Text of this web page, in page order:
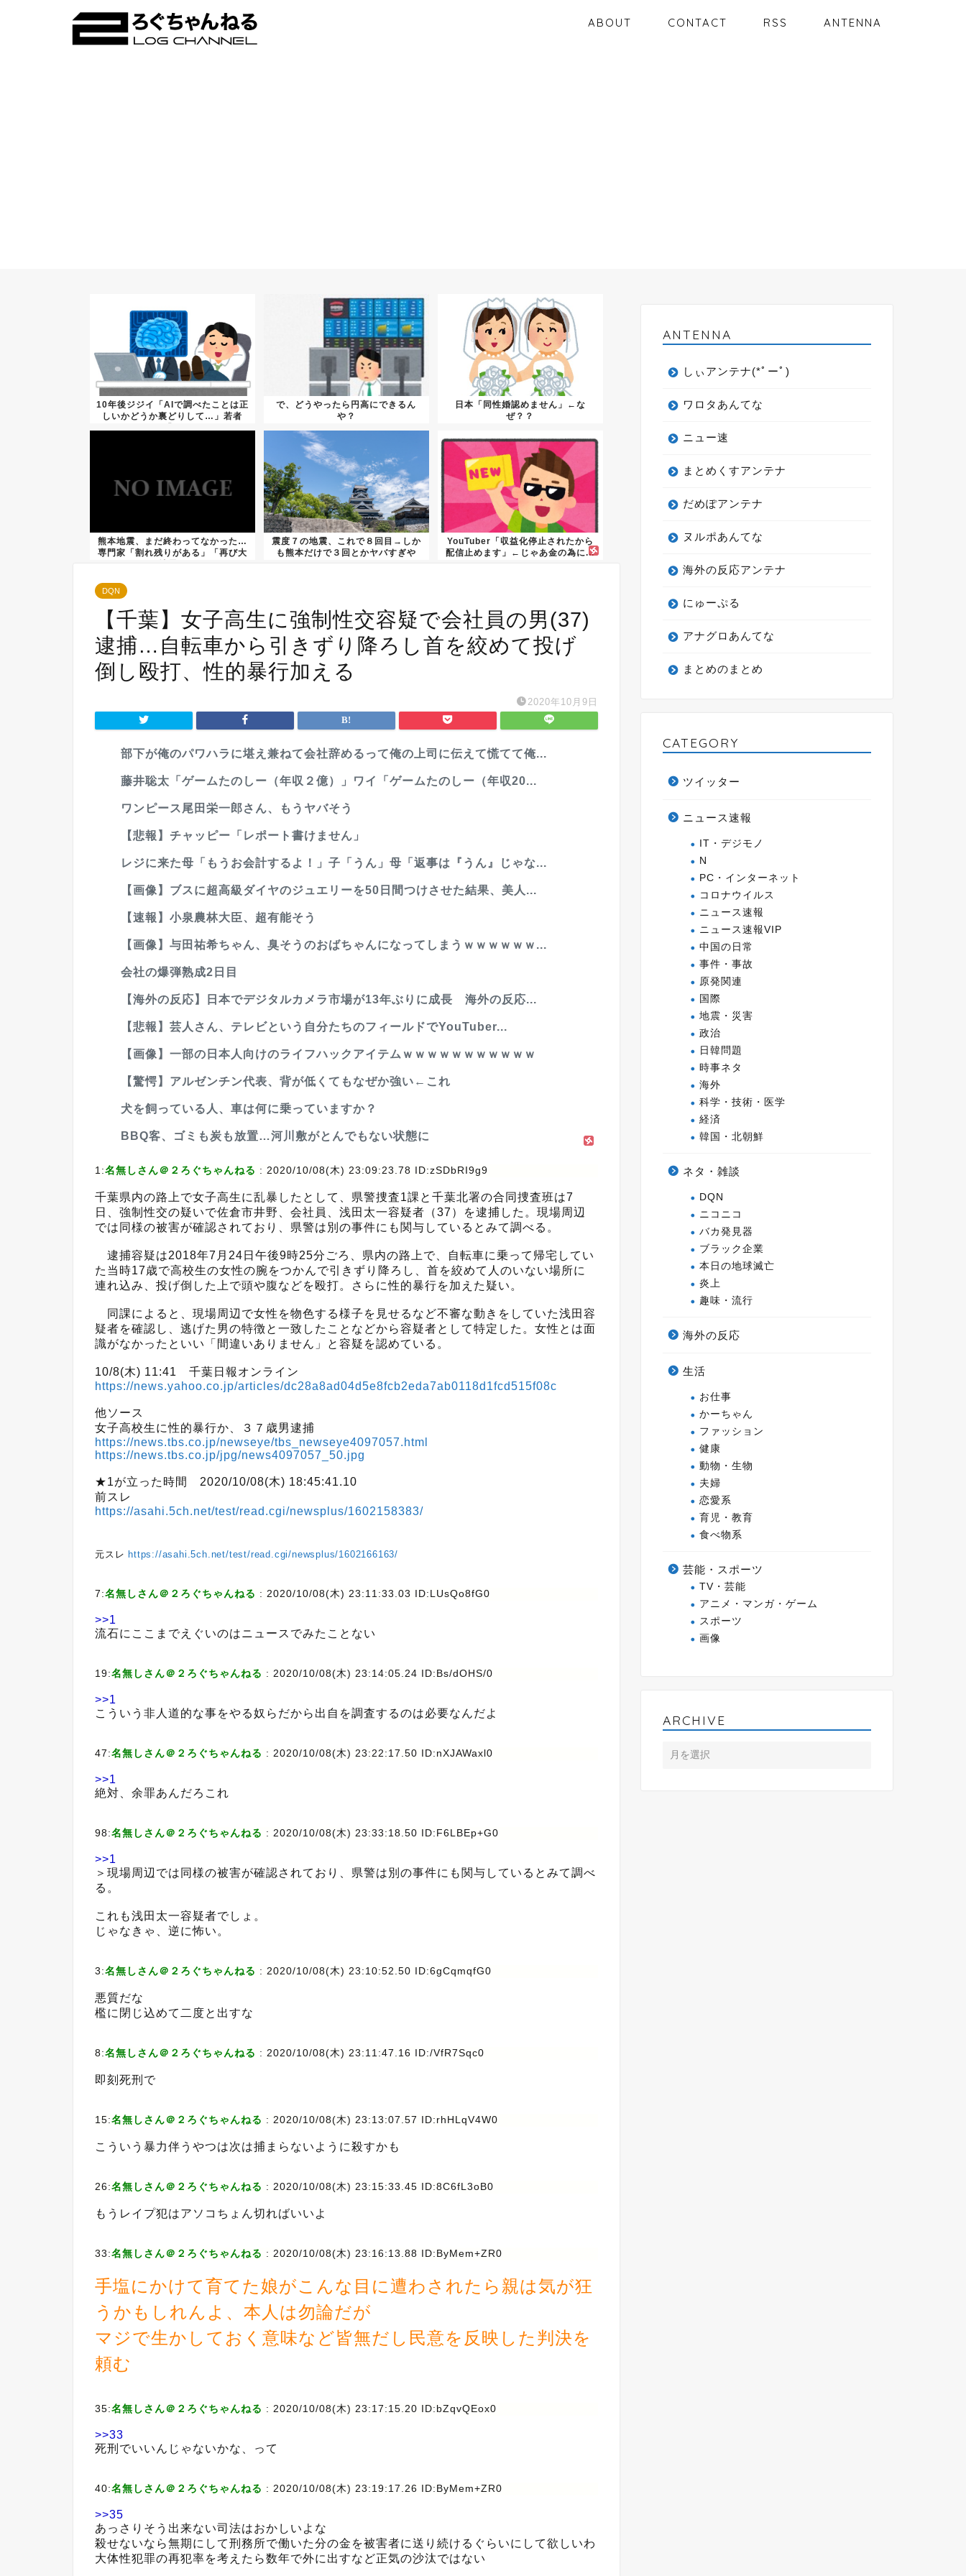
ABOUT CONTACT RSS ANTENNA
10年後ジジイ「AIで調べたことは正
しいかどうか裏どりして…」若者
で、どうやったら円高にできるん
や？
日本「同性婚認めません」←な
ぜ？？
熊本地震、まだ終わってなかった…
専門家「割れ残りがある」「再び大
震度７の地震、これで８回目→しか
も熊本だけで３回とかヤバすぎや
YouTuber「収益化停止されたから
配信止めます」←じゃあ金の為に...
DQN
【千葉】女子高生に強制性交容疑で会社員の男(37)
逮捕…自転車から引きずり降ろし首を絞めて投げ
倒し殴打、性的暴行加える
2020年10月9日
部下が俺のパワハラに堪え兼ねて会社辞めるって俺の上司に伝えて慌てて俺...
藤井聡太「ゲームたのしー（年収２億）」ワイ「ゲームたのしー（年収20...
ワンピース尾田栄一郎さん、もうヤバそう
【悲報】チャッピー「レポート書けません」
レジに来た母「もうお会計するよ！」子「うん」母「返事は『うん』じゃな...
【画像】ブスに超高級ダイヤのジュエリーを50日間つけさせた結果、美人...
【速報】小泉農林大臣、超有能そう
【画像】与田祐希ちゃん、臭そうのおばちゃんになってしまうｗｗｗｗｗｗ...
会社の爆弾熟成2日目
【海外の反応】日本でデジタルカメラ市場が13年ぶりに成長 海外の反応...
【悲報】芸人さん、テレビという自分たちのフィールドでYouTuber...
【画像】一部の日本人向けのライフハックアイテムｗｗｗｗｗｗｗｗｗｗｗ
【驚愕】アルゼンチン代表、背が低くてもなぜか強い←これ
犬を飼っている人、車は何に乗っていますか？
BBQ客、ゴミも炭も放置…河川敷がとんでもない状態に
1:名無しさん＠２ろぐちゃんねる : 2020/10/08(木) 23:09:23.78 ID:zSDbRI9g9
千葉県内の路上で女子高生に乱暴したとして、県警捜査1課と千葉北署の合同捜査班は7
日、強制性交の疑いで佐倉市井野、会社員、浅田太一容疑者（37）を逮捕した。現場周辺
では同様の被害が確認されており、県警は別の事件にも関与しているとみて調べる。
逮捕容疑は2018年7月24日午後9時25分ごろ、県内の路上で、自転車に乗って帰宅してい
た当時17歳で高校生の女性の腕をつかんで引きずり降ろし、首を絞めて人のいない場所に
連れ込み、投げ倒した上で頭や腹などを殴打。さらに性的暴行を加えた疑い。
同課によると、現場周辺で女性を物色する様子を見せるなど不審な動きをしていた浅田容
疑者を確認し、逃げた男の特徴と一致したことなどから容疑者として特定した。女性とは面
識がなかったといい「間違いありません」と容疑を認めている。
10/8(木) 11:41 千葉日報オンライン
https://news.yahoo.co.jp/articles/dc28a8ad04d5e8fcb2eda7ab0118d1fcd515f08c
他ソース
女子高校生に性的暴行か、３７歳男逮捕
https://news.tbs.co.jp/newseye/tbs_newseye4097057.html
https://news.tbs.co.jp/jpg/news4097057_50.jpg
★1が立った時間 2020/10/08(木) 18:45:41.10
前スレ
https://asahi.5ch.net/test/read.cgi/newsplus/1602158383/
元スレ https://asahi.5ch.net/test/read.cgi/newsplus/1602166163/
7:名無しさん＠２ろぐちゃんねる : 2020/10/08(木) 23:11:33.03 ID:LUsQo8fG0
>>1
流石にここまでえぐいのはニュースでみたことない
19:名無しさん＠２ろぐちゃんねる : 2020/10/08(木) 23:14:05.24 ID:Bs/dOHS/0
>>1
こういう非人道的な事をやる奴らだから出自を調査するのは必要なんだよ
47:名無しさん＠２ろぐちゃんねる : 2020/10/08(木) 23:22:17.50 ID:nXJAWaxl0
>>1
絶対、余罪あんだろこれ
98:名無しさん＠２ろぐちゃんねる : 2020/10/08(木) 23:33:18.50 ID:F6LBEp+G0
>>1
＞現場周辺では同様の被害が確認されており、県警は別の事件にも関与しているとみて調べ
る。
これも浅田太一容疑者でしょ。
じゃなきゃ、逆に怖い。
3:名無しさん＠２ろぐちゃんねる : 2020/10/08(木) 23:10:52.50 ID:6gCqmqfG0
悪質だな
檻に閉じ込めて二度と出すな
8:名無しさん＠２ろぐちゃんねる : 2020/10/08(木) 23:11:47.16 ID:/VfR7Sqc0
即刻死刑で
15:名無しさん＠２ろぐちゃんねる : 2020/10/08(木) 23:13:07.57 ID:rhHLqV4W0
こういう暴力伴うやつは次は捕まらないように殺すかも
26:名無しさん＠２ろぐちゃんねる : 2020/10/08(木) 23:15:33.45 ID:8C6fL3oB0
もうレイプ犯はアソコちょん切ればいいよ
33:名無しさん＠２ろぐちゃんねる : 2020/10/08(木) 23:16:13.88 ID:ByMem+ZR0
手塩にかけて育てた娘がこんな目に遭わされたら親は気が狂
うかもしれんよ、本人は勿論だが
マジで生かしておく意味など皆無だし民意を反映した判決を
頼む
35:名無しさん＠２ろぐちゃんねる : 2020/10/08(木) 23:17:15.20 ID:bZqvQEox0
>>33
死刑でいいんじゃないかな、って
40:名無しさん＠２ろぐちゃんねる : 2020/10/08(木) 23:19:17.26 ID:ByMem+ZR0
>>35
あっさりそう出来ない司法はおかしいよな
殺せないなら無期にして刑務所で働いた分の金を被害者に送り続けるぐらいにして欲しいわ
大体性犯罪の再犯率を考えたら数年で外に出すなど正気の沙汰ではない
ANTENNA
しぃアンテナ(*ﾟーﾟ)
ワロタあんてな
ニュー速
まとめくすアンテナ
だめぽアンテナ
ヌルポあんてな
海外の反応アンテナ
にゅーぷる
アナグロあんてな
まとめのまとめ
CATEGORY
ツイッター
ニュース速報
IT・デジモノ
N
PC・インターネット
コロナウイルス
ニュース速報
ニュース速報VIP
中国の日常
事件・事故
原発関連
国際
地震・災害
政治
日韓問題
時事ネタ
海外
科学・技術・医学
経済
韓国・北朝鮮
ネタ・雑談
DQN
ニコニコ
バカ発見器
ブラック企業
本日の地球滅亡
炎上
趣味・流行
海外の反応
生活
お仕事
かーちゃん
ファッション
健康
動物・生物
夫婦
恋愛系
育児・教育
食べ物系
芸能・スポーツ
TV・芸能
アニメ・マンガ・ゲーム
スポーツ
画像
ARCHIVE